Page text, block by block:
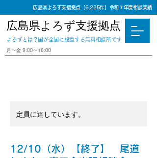
広島県よろず支援拠点【6,225件】令和７年度相談実績
広島県よろず支援拠点
​よろずとは？国が全国に設置する無料相談所です
⽉〜⾦ 9:00〜16:00
定員に達しています。
12/10（水）【終了】 尾道